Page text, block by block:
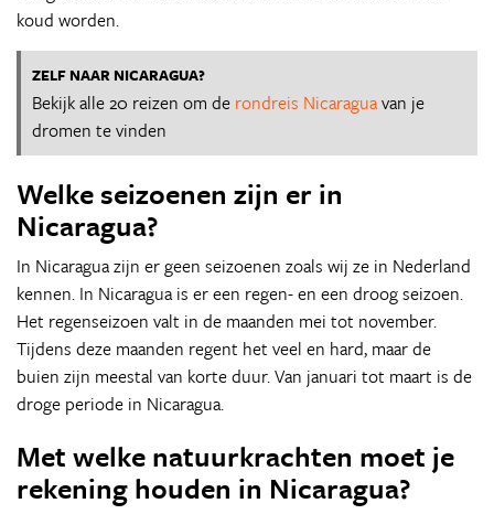
koud worden.
ZELF NAAR NICARAGUA?
Bekijk alle 20 reizen om de rondreis Nicaraguavan je
dromen te vinden
Welke seizoenen zijn er in
Nicaragua?
In Nicaragua zijn er geen seizoenen zoals wij ze in Nederland
kennen. In Nicaragua is er een regen- en een droog seizoen.
Het regenseizoen valt in de maanden mei tot november.
Tijdens deze maanden regent het veel en hard, maar de
buien zijn meestal van korte duur. Van januari tot maart is de
droge periode in Nicaragua.
Met welke natuurkrachten moet je
rekening houden in Nicaragua?